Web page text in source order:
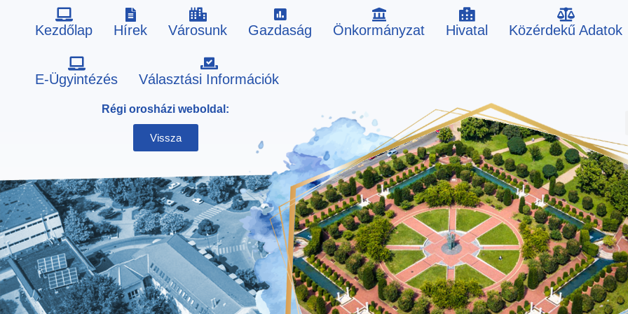
Kezdőlap Hírek Városunk Gazdaság Önkormányzat Hivatal Közérdekű Adatok
E-Ügyintézés Választási Információk
Régi orosházi weboldal:
Vissza